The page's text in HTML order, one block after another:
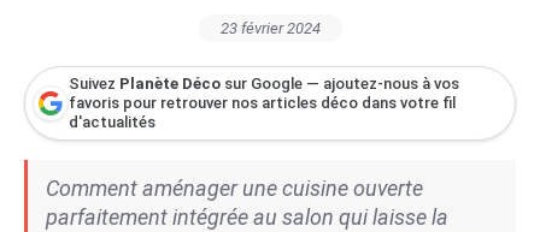
23 février 2024
Suivez Planète Déco sur Google — ajoutez-nous à vos
favoris pour retrouver nos articles déco dans votre fil
d'actualités
Comment aménager une cuisine ouverte
parfaitement intégrée au salon qui laisse la